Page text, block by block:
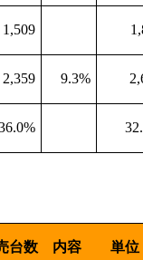
1,509
2,359 9.3%
売台数 内容 単位